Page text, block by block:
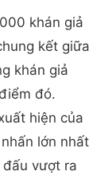
thai kỳ.
khán giả
kết giữa
khán giả
đó.
hiện của
lớn nhất